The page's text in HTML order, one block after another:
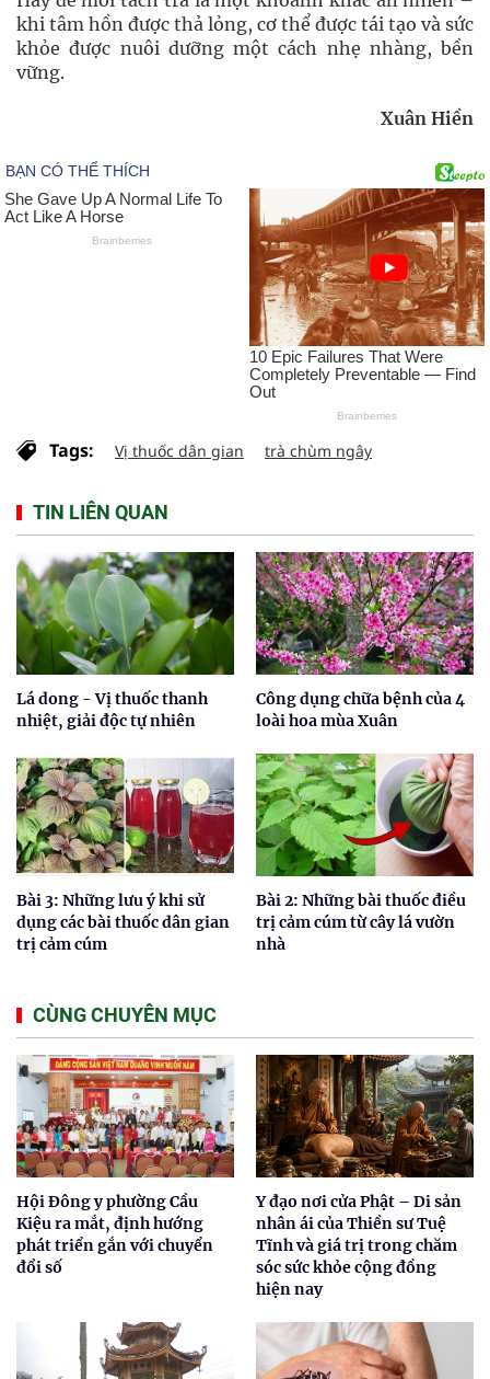
khi tâm hồn được thả lỏng, cơ thể được tái tạo và sức
khỏe được nuôi dưỡng một cách nhẹ nhàng, bền
vững.
Xuân Hiền
Tags: Vị thuốc dân gian trà chùm ngây
TIN LIÊN QUAN
Lá dong - Vị thuốc thanh
nhiệt, giải độc tự nhiên
Công dụng chữa bệnh của 4
loài hoa mùa Xuân
Bài 3: Những lưu ý khi sử
dụng các bài thuốc dân gian
trị cảm cúm
Bài 2: Những bài thuốc điều
trị cảm cúm từ cây lá vườn
nhà
CÙNG CHUYÊN MỤC
Hội Đông y phường Cầu
Kiệu ra mắt, định hướng
phát triển gắn với chuyển
đổi số
Y đạo nơi cửa Phật – Di sản
nhân ái của Thiền sư Tuệ
Tĩnh và giá trị trong chăm
sóc sức khỏe cộng đồng
hiện nay